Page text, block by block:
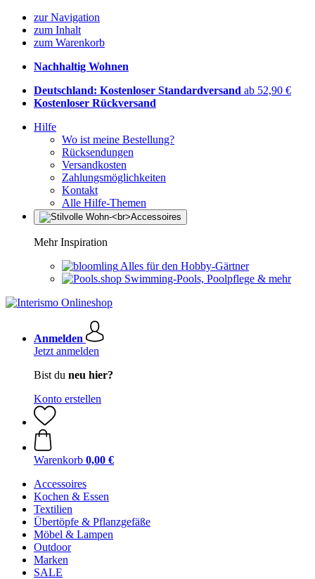
zur Navigation
zum Inhalt
zum Warenkorb
Nachhaltig Wohnen
Deutschland: Kostenloser Standardversand ab 52,90 €
Kostenloser Rückversand
Hilfe
Wo ist meine Bestellung?
Rücksendungen
Versandkosten
Zahlungsmöglichkeiten
Kontakt
Alle Hilfe-Themen
Mehr Inspiration
Alles für den Hobby-Gärtner
Swimming-Pools, Poolpflege & mehr
Anmelden
Jetzt anmelden
Bist du neu hier?
Konto erstellen
Warenkorb 0,00 €
Accessoires
Kochen & Essen
Textilien
Übertöpfe & Pflanzgefäße
Möbel & Lampen
Outdoor
Marken
SALE